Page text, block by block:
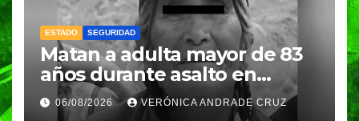
ESTADO SEGURIDAD
Matan a adulta mayor de 83
años durante asalto en
Amozoc
06/08/2026 VERÓNICA ANDRADE CRUZ